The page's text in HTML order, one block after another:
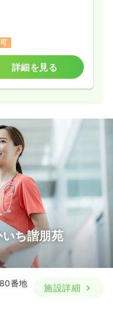
詳細を見る
ち諧朋苑
番地
施設詳細